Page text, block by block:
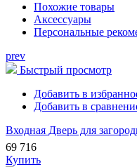
Похожие товары
Аксессуары
Персональные
prev
Быстрый просмотр
Добавить в
Добавить в
Входная Дверь для
69 716
Купить